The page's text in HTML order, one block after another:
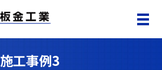
施工事例3